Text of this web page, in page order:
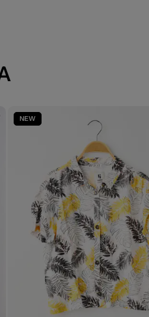
NEW